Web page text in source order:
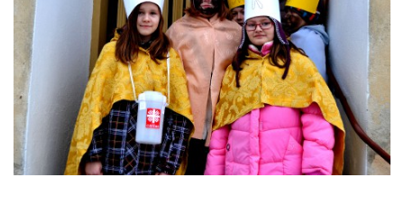
SPRAVOVANÉ FARNOSTI
HISTORIE FARNOSTÍ
POŘAD BOHOSLUŽEB